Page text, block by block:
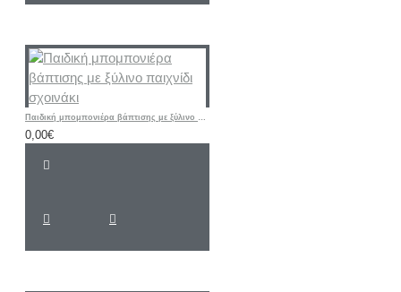
Παιδική μπομπονιέρα βάπτισης με ξύλινο παιχνίδι σχοινάκι
0,00€